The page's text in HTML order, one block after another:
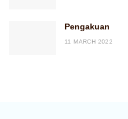
Pengakuan
11 MARCH 2022